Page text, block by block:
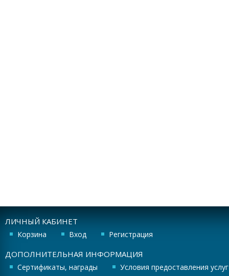
ЛИЧНЫЙ КАБИНЕТ
Корзина Вход Регистрация
ДОПОЛНИТЕЛЬНАЯ ИНФОРМАЦИЯ
Сертификаты, награды Условия предоставления услуг